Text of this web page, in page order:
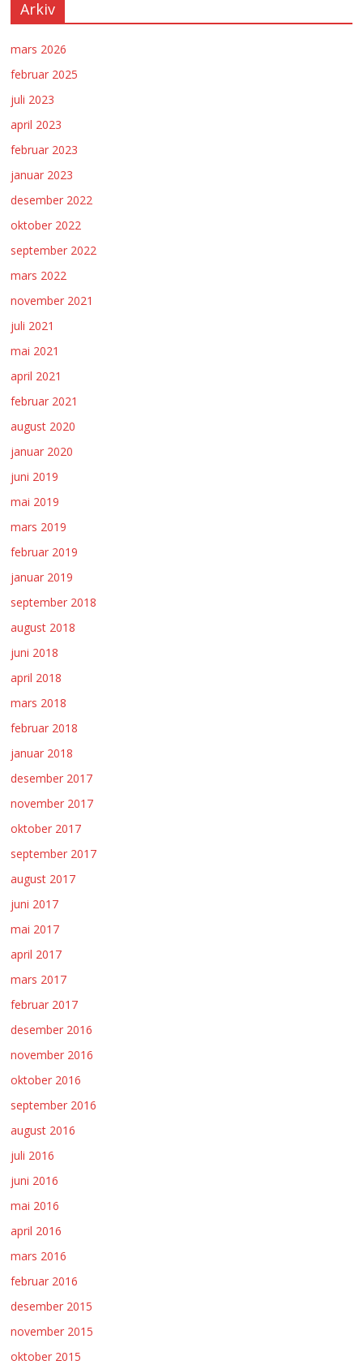
Arkiv
mars 2026
februar 2025
juli 2023
april 2023
februar 2023
januar 2023
desember 2022
oktober 2022
september 2022
mars 2022
november 2021
juli 2021
mai 2021
april 2021
februar 2021
august 2020
januar 2020
juni 2019
mai 2019
mars 2019
februar 2019
januar 2019
september 2018
august 2018
juni 2018
april 2018
mars 2018
februar 2018
januar 2018
desember 2017
november 2017
oktober 2017
september 2017
august 2017
juni 2017
mai 2017
april 2017
mars 2017
februar 2017
desember 2016
november 2016
oktober 2016
september 2016
august 2016
juli 2016
juni 2016
mai 2016
april 2016
mars 2016
februar 2016
desember 2015
november 2015
oktober 2015